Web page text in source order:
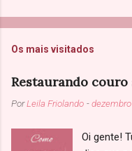
Os mais visitados
Restaurando
PorLeila Friolando -
Oi gente!